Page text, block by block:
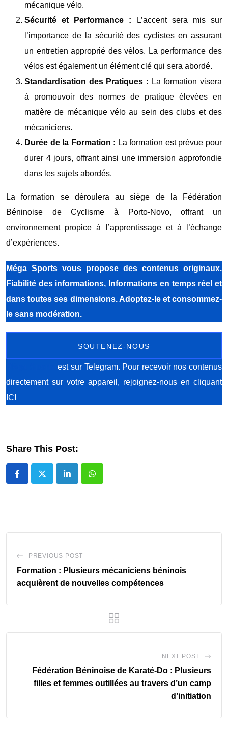
mécanique vélo.
Sécurité et Performance : L’accent sera mis sur
l’importance de la sécurité des cyclistes en assurant
un entretien approprié des vélos. La performance des
vélos est également un élément clé qui sera abordé.
Standardisation des Pratiques : La formation visera
à promouvoir des normes de pratique élevées en
matière de mécanique vélo au sein des clubs et des
mécaniciens.
Durée de la Formation : La formation est prévue pour
durer 4 jours, offrant ainsi une immersion approfondie
dans les sujets abordés.
La formation se déroulera au siège de la Fédération
Béninoise de Cyclisme à Porto-Novo, offrant un
environnement propice à l’apprentissage et à l’échange
d’expériences.
Méga Sports vous propose des contenus originaux.
Fiabilité des informations, Informations en temps réel et
dans toutes ses dimensions. Adoptez-le et consommez-
le sans modération.
SOUTENEZ-NOUS
est sur Telegram. Pour recevoir nos contenus
directement sur votre appareil, rejoignez-nous en cliquant
ICI
Share This Post:
LinkedInWhatsapp
PREVIOUS POST
Formation : Plusieurs mécaniciens béninois
acquièrent de nouvelles compétences
NEXT POST
Fédération Béninoise de Karaté-Do : Plusieurs
filles et femmes outillées au travers d’un camp
d’initiation